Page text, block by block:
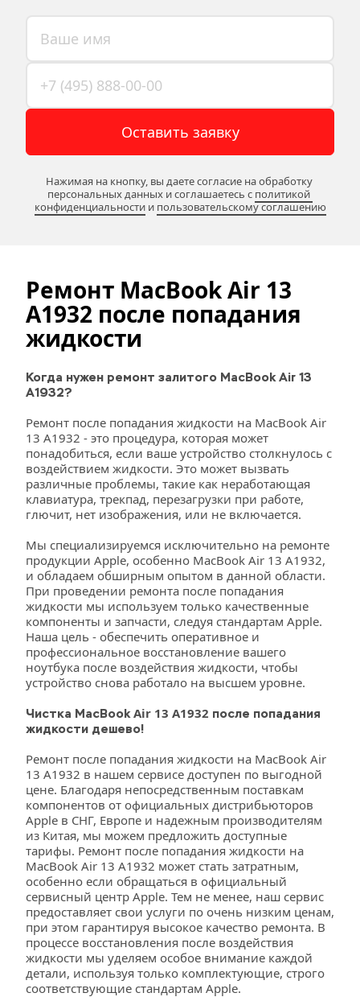
Оставить заявку
Нажимая на кнопку, вы даете согласие на обработку
персональных данных и соглашаетесь c политикой
конфиденциальности и пользовательскому соглашению
Ремонт MacBookAir 13
A1932 после попадания
жидкости
Когда нужен ремонт залитого MacBook Air 13
A1932?
Ремонт после попадания жидкости на MacBook Air
13 A1932 - это процедура, которая может
понадобиться, если ваше устройство столкнулось с
воздействием жидкости. Это может вызвать
различные проблемы, такие как неработающая
клавиатура, трекпад, перезагрузки при работе,
глючит, нет изображения, или не включается.
Мы специализируемся исключительно на ремонте
продукции Apple, особенно MacBook Air 13 A1932,
и обладаем обширным опытом в данной области.
При проведении ремонта после попадания
жидкости мы используем только качественные
компоненты и запчасти, следуя стандартам Apple.
Наша цель - обеспечить оперативное и
профессиональное восстановление вашего
ноутбука после воздействия жидкости, чтобы
устройство снова работало на высшем уровне.
Чистка MacBook Air 13 A1932 после попадания
жидкости дешево!
Ремонт после попадания жидкости на MacBook Air
13 A1932 в нашем сервисе доступен по выгодной
цене. Благодаря непосредственным поставкам
компонентов от официальных дистрибьюторов
Apple в СНГ, Европе и надежным производителям
из Китая, мы можем предложить доступные
тарифы. Ремонт после попадания жидкости на
MacBook Air 13 A1932 может стать затратным,
особенно если обращаться в официальный
сервисный центр Apple. Тем не менее, наш сервис
предоставляет свои услуги по очень низким ценам,
при этом гарантируя высокое качество ремонта. В
процессе восстановления после воздействия
жидкости мы уделяем особое внимание каждой
детали, используя только комплектующие, строго
соответствующие стандартам Apple.